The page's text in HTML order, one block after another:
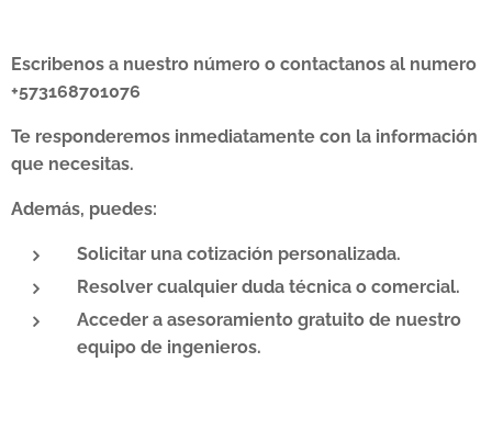
Escribenos a nuestro número o contactanos al numero
+573168701076
Te responderemos inmediatamente con la información
que necesitas.
Además, puedes:
Solicitar una cotización personalizada.
Resolver cualquier duda técnica o comercial.
Acceder a asesoramiento gratuito de nuestro
equipo de ingenieros.